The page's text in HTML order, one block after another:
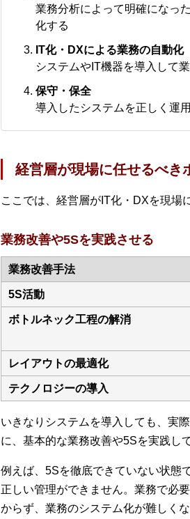
業務分析によって明確になっ
化する
IT化・DXによる業務の自動化
システムやIT機器を導入して
保守・保全
導入したシステムを正しく運
経営層が現場に任せるべき
ここでは、経営層がIT化・DXを現場
業務改善や5Sを実践させる
業務改善手法
5S活動
ボトルネック工程の解消
レイアウトの最適化
テクノロジーの導入
いきなりシステムを導入しても、実
に、基本的な業務改善や5Sを実践し
例えば、5Sを徹底できていない状態
正しい管理ができません。業務で必
からず、業務のシステム化が難しくな